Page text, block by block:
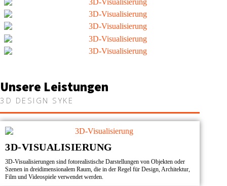
Unsere Leistungen
3D DESIGN SYKE
3D-VISUALISIERUNG
3D-Visualisierungen sind fotorealistische Darstellungen von Objekten oder
Szenen in dreidimensionalem Raum, die in der Regel für Design, Architektur,
Film und Videospiele verwendet werden.